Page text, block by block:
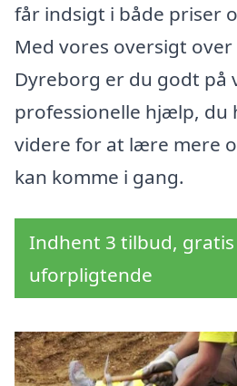
får indsigt i både priser
Med vores oversigt
Dyreborg er du godt på
professionelle hjælp, du
videre for at lære mere
kan komme i gang.
Indhent 3 tilbud, gratis
uforpligtende